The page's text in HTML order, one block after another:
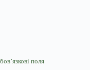
поля